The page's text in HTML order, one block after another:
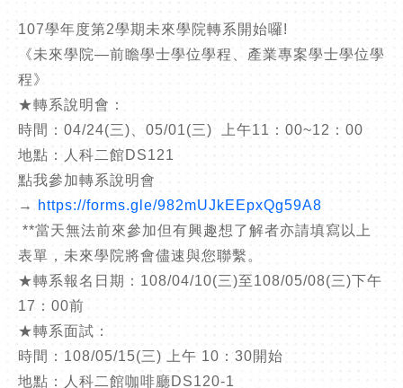
107學年度第2學期未來學院轉系開始囉!
《未來學院—前瞻學士學位學程、產業專案學士學位學
程》
★轉系說明會：
時間：04/24(三)、05/01(三) 上午11：00~12：00
地點：人科二館DS121
點我參加轉系說明會
→
https://forms.gle/982mUJkEEpxQg59A8
**當天無法前來參加但有興趣想了解者亦請填寫以上
表單，未來學院將會儘速與您聯繫。
★轉系報名日期：108/04/10(三)至108/05/08(三)下午
17：00前
★轉系面試：
時間：108/05/15(三) 上午 10：30開始
地點：人科二館咖啡廳DS120-1